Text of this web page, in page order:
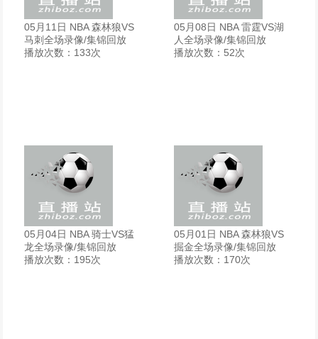
05月11日 NBA 森林狼VS
马刺全场录像/集锦回放
播放次数：133次
05月08日 NBA 雷霆VS湖
人全场录像/集锦回放
播放次数：52次
05月04日 NBA 骑士VS猛
龙全场录像/集锦回放
播放次数：195次
05月01日 NBA 森林狼VS
掘金全场录像/集锦回放
播放次数：170次